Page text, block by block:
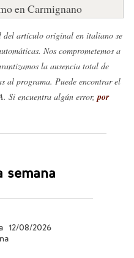
en Carmignano
del artículo original en italiano se
Nos comprometemos a
la ausencia total de
al programa. Puede encontrar el
Si encuentra algún error, por
semana
12/08/2026